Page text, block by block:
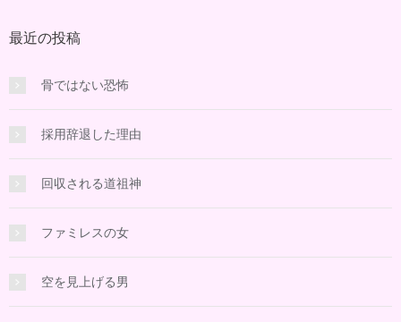
最近の投稿
骨ではない恐怖
採用辞退した理由
回収される道祖神
ファミレスの女
空を見上げる男